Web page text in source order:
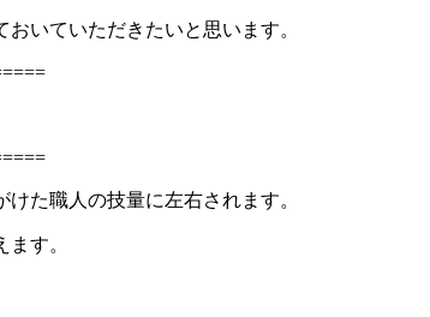
いていただきたいと思います。
た職人の技量に左右されます。
す。